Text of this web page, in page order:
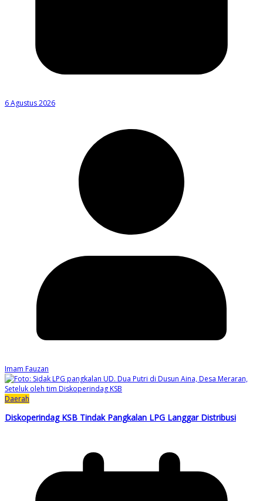
6 Agustus 2026
Imam Fauzan
Daerah
Diskoperindag KSB Tindak Pangkalan LPG Langgar Distribusi